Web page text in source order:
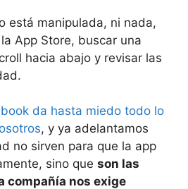
está manipulada, ni nada,
App Store, buscar una
hacia abajo y revisar las
da hasta miedo todo lo
, y ya adelantamos
no sirven para que la app
sino que son las
compañía nos exige